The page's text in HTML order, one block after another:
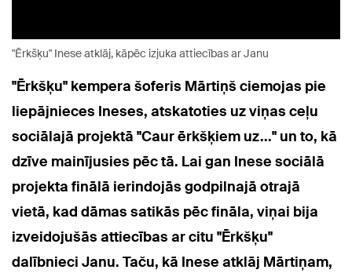
"Ērkšķu" Inese atklāj, kāpēc izjuka attiecības ar Janu
"Ērkšķu" kempera šoferis Mārtiņš ciemojas pie
liepājnieces Ineses, atskatoties uz viņas ceļu
sociālajā projektā "Caur ērkšķiem uz..." un to, kā
dzīve mainījusies pēc tā. Lai gan Inese sociālā
projekta finālā ierindojās godpilnajā otrajā
vietā, kad dāmas satikās pēc fināla, viņai bija
izveidojušās attiecības ar citu "Ērkšķu"
dalībnieci Janu. Taču, kā Inese atklāj Mārtiņam,